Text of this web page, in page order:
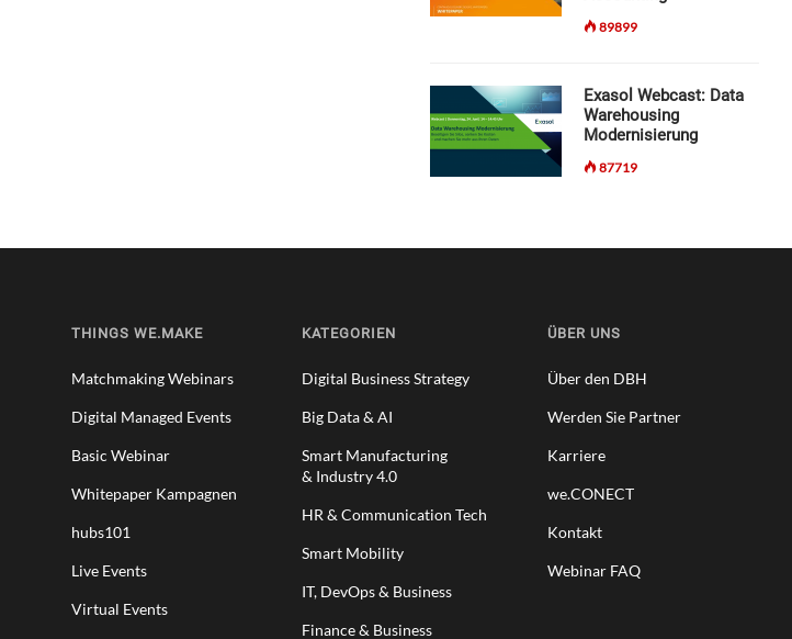
89899
Exasol Webcast: Data
Warehousing
Modernisierung
87719
THINGS WE.MAKE
Matchmaking Webinars
Digital Managed Events
Basic Webinar
Whitepaper Kampagnen
hubs101
Live Events
Virtual Events
KATEGORIEN
Digital Business Strategy
Big Data & AI
Smart Manufacturing
& Industry 4.0
HR & Communication Tech
Smart Mobility
IT, DevOps & Business
Finance & Business
ÜBER UNS
Über den DBH
Werden Sie Partner
Karriere
we.CONECT
Kontakt
Webinar FAQ